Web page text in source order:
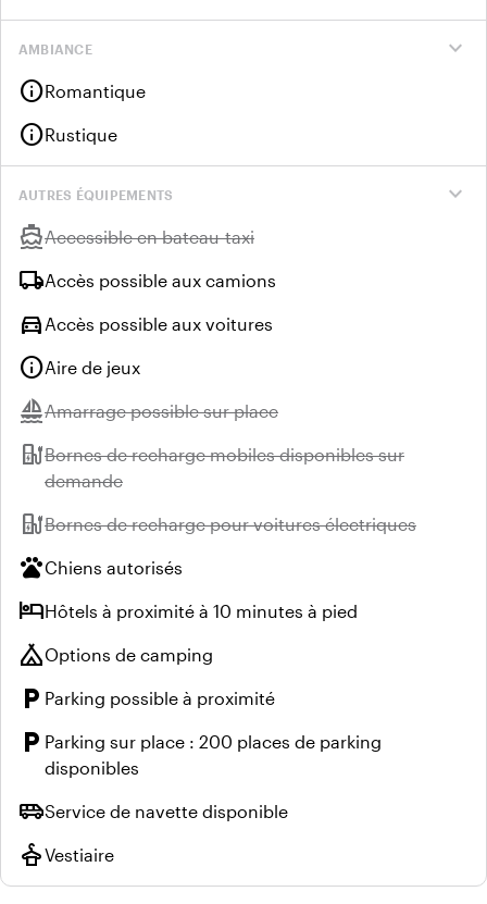
expand_more
AMBIANCE
infoRomantique
infoRustique
expand_more
AUTRES ÉQUIPEMENTS
directions_boatIndisponible :
Accessible en bateau-taxi
local_shippingAccès possible aux camions
directions_car Accès possible aux voitures
infoAire de jeux
sailingIndisponible :
Amarrage possible sur place
ev_stationIndisponible :
Bornes de recharge mobiles disponibles sur
demande
ev_stationIndisponible :
Bornes de recharge pour voitures électriques
petsChiens autorisés
hotelHôtels à proximité à 10 minutes à pied
campingOptions de camping
local_parking Parking possible à proximité
local_parking Parking sur place : 200 places de parking
disponibles
airport_shuttleService de navette disponible
stylerVestiaire